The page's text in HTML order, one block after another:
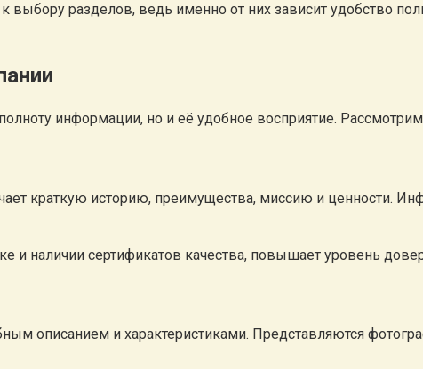
выбору разделов, ведь именно от них зависит удобство
информации, но и её удобное восприятие.
краткую историю, преимущества, миссию и
наличии сертификатов качества, повышает уровень
описанием и характеристиками. Представляются